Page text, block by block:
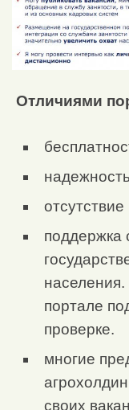
Отличиями
поддержка
портале
проверке.
многие
своих